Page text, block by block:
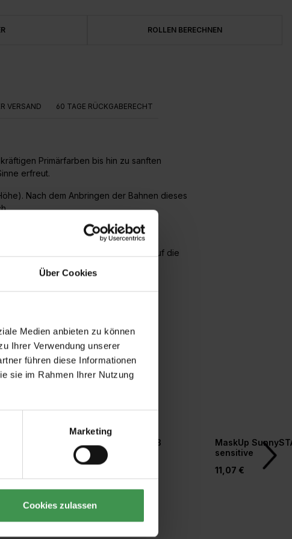
Über Cookies
Medien anbieten zu können
Ihrer Verwendung unserer
führen diese Informationen
sie im Rahmen Ihrer Nutzung
Marketing
Cookies zulassen
ROLLEN BERECHNEN
VERSAND 60 TAGE RÜCKGABERECHT
Primärfarben bis hin zu sanften
erfreut.
Nach dem Anbringen der Bahnen dieses
und die Bahnen werden direkt auf die
Tapetengrund weiß
MaskUp
sensitive
11,07 €